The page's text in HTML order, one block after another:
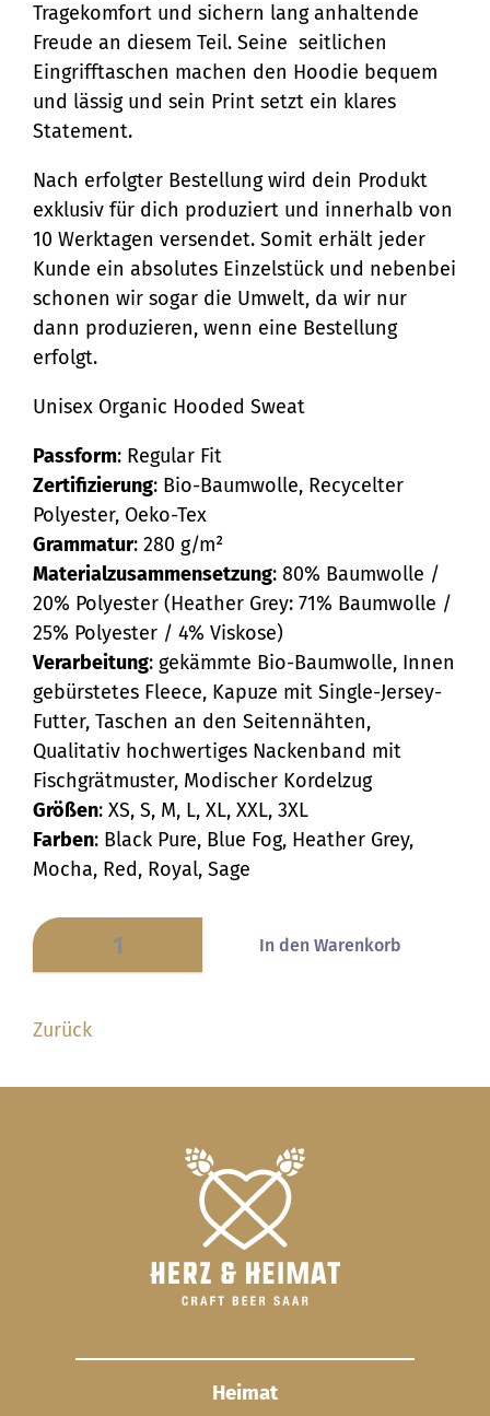
Tragekomfort und sichern lang anhaltende
Freude an diesem Teil. Seine seitlichen
Eingrifftaschen machen den Hoodie bequem
und lässig und sein Print setzt ein klares
Statement.
Nach erfolgter Bestellung wird dein Produkt
exklusiv für dich produziert und innerhalb von
10 Werktagen versendet. Somit erhält jeder
Kunde ein absolutes Einzelstück und nebenbei
schonen wir sogar die Umwelt, da wir nur
dann produzieren, wenn eine Bestellung
erfolgt.
Unisex Organic Hooded Sweat
Passform: Regular Fit
Zertifizierung: Bio-Baumwolle, Recycelter
Polyester, Oeko-Tex
Grammatur: 280 g/m²
Materialzusammensetzung: 80% Baumwolle /
20% Polyester (Heather Grey: 71% Baumwolle /
25% Polyester / 4% Viskose)
Verarbeitung: gekämmte Bio-Baumwolle, Innen
gebürstetes Fleece, Kapuze mit Single-Jersey-
Futter, Taschen an den Seitennähten,
Qualitativ hochwertiges Nackenband mit
Fischgrätmuster, Modischer Kordelzug
Größen: XS, S, M, L, XL, XXL, 3XL
Farben: Black Pure, Blue Fog, Heather Grey,
Mocha, Red, Royal, Sage
Zurück
Heimat